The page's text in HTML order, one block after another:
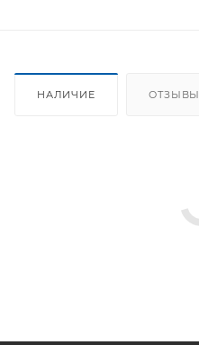
НАЛИЧИЕ ОТЗЫВЫ